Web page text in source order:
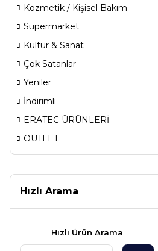
Kozmetik / Kişisel Bakım
Süpermarket
Kültür & Sanat
Çok Satanlar
Yeniler
İndirimli
ERATEC ÜRÜNLERİ
OUTLET
Hızlı Arama
Hızlı Ürün Arama